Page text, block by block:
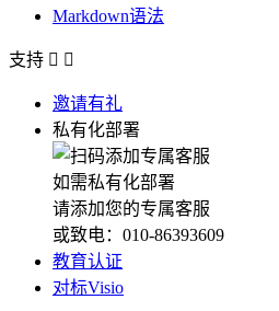
Markdown语法
支持  
邀请有礼
私有化部署
如需私有化部署
请添加您的专属客服
或致电：010-86393609
教育认证
对标Visio